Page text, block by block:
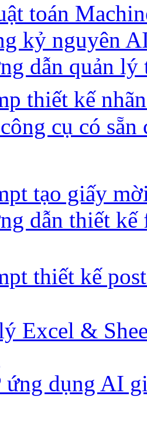
toán
kỷ nguyên
dẫn quản lý
thiết kế
cụ có
tạo giấy
dẫn thiết
thiết kế
Excel &
ứng dụng AI